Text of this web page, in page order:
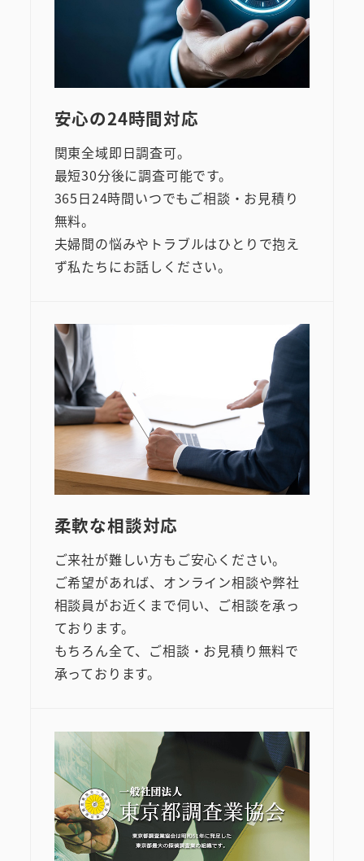
安心の24時間対応
関東全域即日調査可。
最短30分後に調査可能です。
365日24時間いつでもご相談・お見積り
無料。
夫婦間の悩みやトラブルはひとりで抱え
ず私たちにお話しください。
柔軟な相談対応
ご来社が難しい方もご安心ください。
ご希望があれば、オンライン相談や弊社
相談員がお近くまで伺い、ご相談を承っ
ております。
もちろん全て、ご相談・お見積り無料で
承っております。